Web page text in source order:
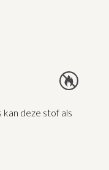
kan deze stof als